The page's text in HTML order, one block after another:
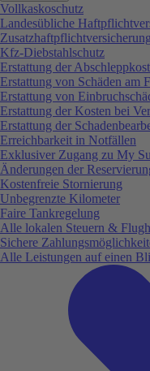
Vollkaskoschutz
Landesübliche
Kfz-Diebstahlschutz
Erstattung der
Erstattung von Schäden am
Erstattung von
Erstattung der Kosten bei
Erstattung der
Erreichbarkeit in Notfällen
Exklusiver Zugang zu My
Änderungen der
Kostenfreie Stornierung
Unbegrenzte Kilometer
Faire Tankregelung
Alle lokalen Steuern &
Sichere
Alle Leistungen auf einen